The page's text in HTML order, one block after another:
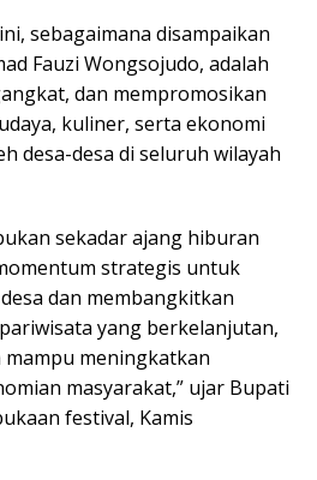
sebagaimana disampaikan
Fauzi Wongsojudo, adalah
dan mempromosikan
kuliner, serta ekonomi
desa-desa di seluruh wilayah
sekadar ajang hiburan
strategis untuk
dan membangkitkan
yang berkelanjutan,
meningkatkan
masyarakat,” ujar Bupati
festival, Kamis